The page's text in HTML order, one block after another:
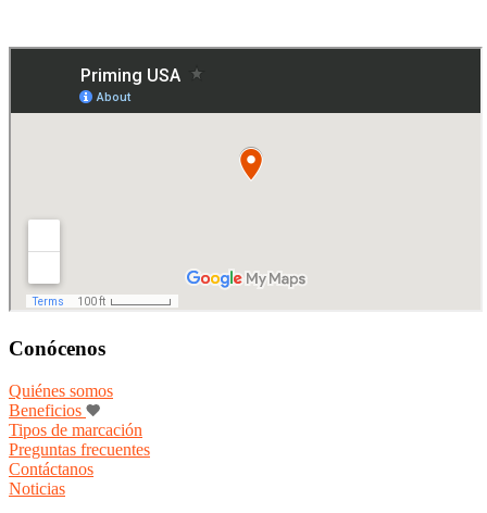
Conócenos
Quiénes somos
Beneficios
Tipos de marcación
Preguntas frecuentes
Contáctanos
Noticias